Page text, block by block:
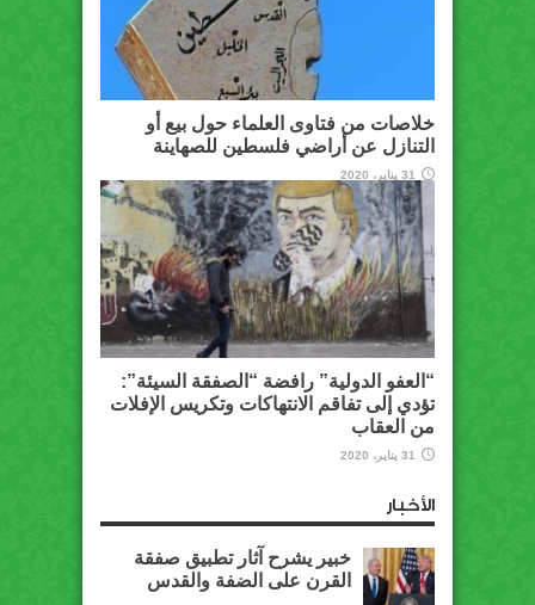
خلاصات من فتاوى العلماء حول بيع أو
التنازل عن أراضي فلسطين للصهاينة
31 يناير، 2020
“العفو الدولية” رافضة “الصفقة السيئة”:
تؤدي إلى تفاقم الانتهاكات وتكريس الإفلات
من العقاب
31 يناير، 2020
الأخبار
خبير يشرح آثار تطبيق صفقة
القرن على الضفة والقدس